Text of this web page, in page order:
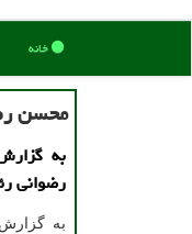
خانه
محسن
به
رضوانی
به